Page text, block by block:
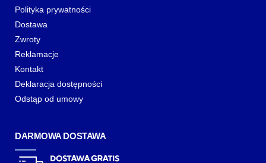
Polityka prywatności
Dostawa
Zwroty
Reklamacje
Kontakt
Deklaracja dostępności
Odstąp od umowy
DARMOWA DOSTAWA